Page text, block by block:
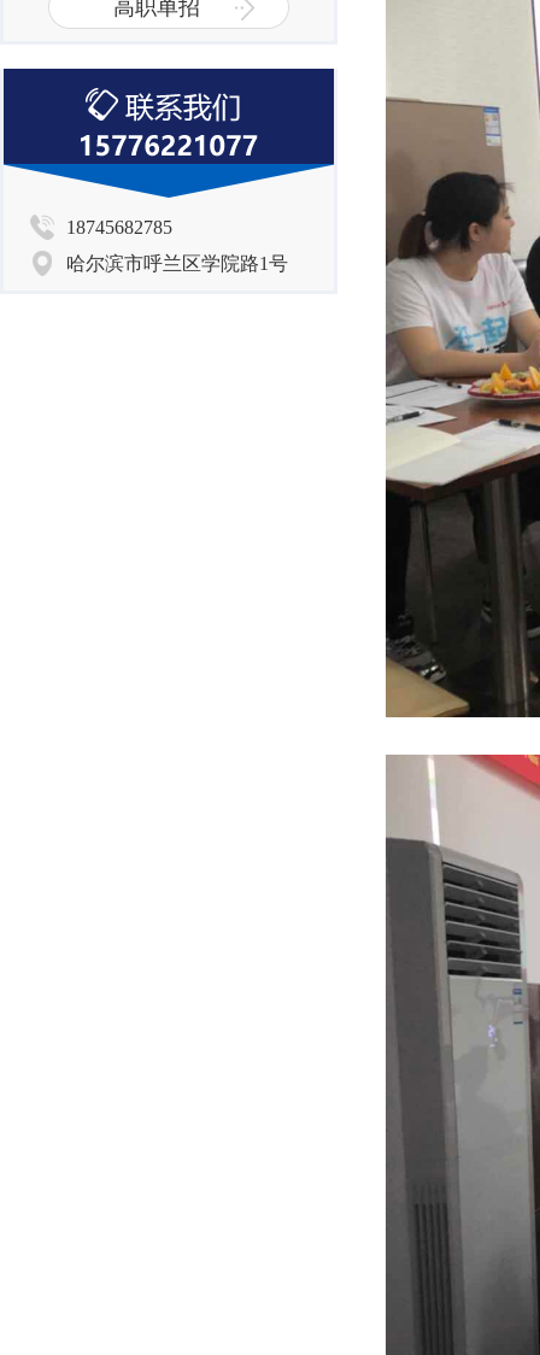
高职单招
18745682785
哈尔滨市呼兰区学院路1号